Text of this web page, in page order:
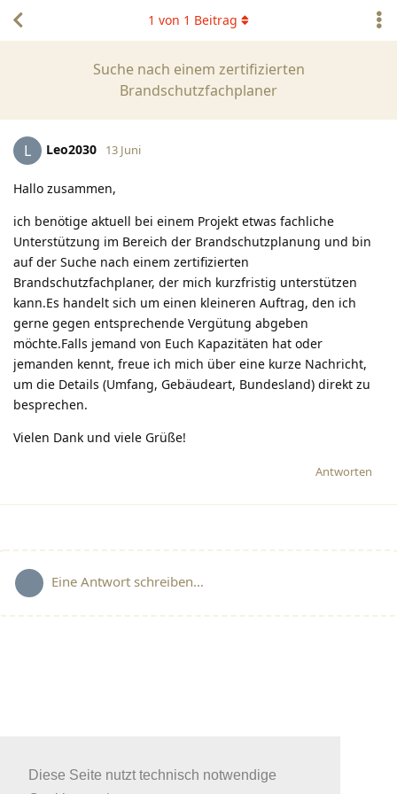
Diese Seite nutzt technisch notwendige
Suche nach einem zertifizierten
Brandschutzfachplaner
1 von 1 Beitrag
L Leo2030 13 Juni
Hallo zusammen,
ich benötige aktuell bei einem Projekt etwas fachliche
Unterstützung im Bereich der Brandschutzplanung und bin
auf der Suche nach einem zertifizierten
Brandschutzfachplaner, der mich kurzfristig unterstützen
kann.Es handelt sich um einen kleineren Auftrag, den ich
gerne gegen entsprechende Vergütung abgeben
möchte.Falls jemand von Euch Kapazitäten hat oder
jemanden kennt, freue ich mich über eine kurze Nachricht,
um die Details (Umfang, Gebäudeart, Bundesland) direkt zu
besprechen.
Vielen Dank und viele Grüße!
Antworten
Eine Antwort schreiben…